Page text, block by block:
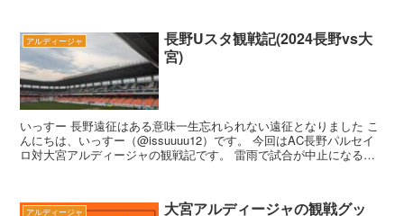
アルディージャ
長野Uスタ観戦記(2024長野vs大
宮)
いっすー 長野遠征はある意味一生忘れられない遠征となりました こ
んにちは、いっすー（@issuuuu12）です。 今回はAC長野パルセイ
ロ対大宮アルディージャの観戦記です。 雷雨で試合が中止になるハ
アルディージャ
大宮アルディージャの観戦グッ